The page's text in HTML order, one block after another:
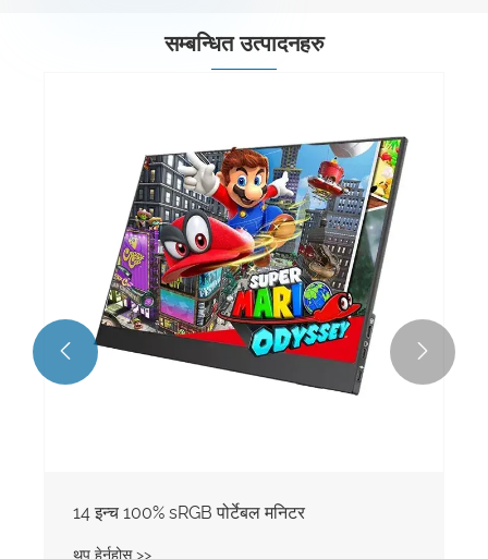
सम्बन्धित उत्पादनहरु
थप हेर्नुहोस् >>
 